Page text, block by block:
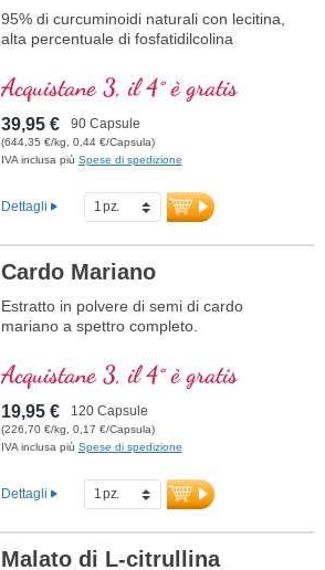
95% di curcuminoidi naturali con lecitina,
alta percentuale di fosfatidilcolina
Acquistane 3, il 4° è gratis
39,95 € 90 Capsule
(644,35 €/kg, 0,44 €/Capsula)
IVA inclusa più Spese di spedizione
Dettagli
Cardo Mariano
Estratto in polvere di semi di cardo
mariano a spettro completo.
Acquistane 3, il 4° è gratis
19,95 € 120 Capsule
(226,70 €/kg, 0,17 €/Capsula)
IVA inclusa più Spese di spedizione
Dettagli
Malato di L-citrullina